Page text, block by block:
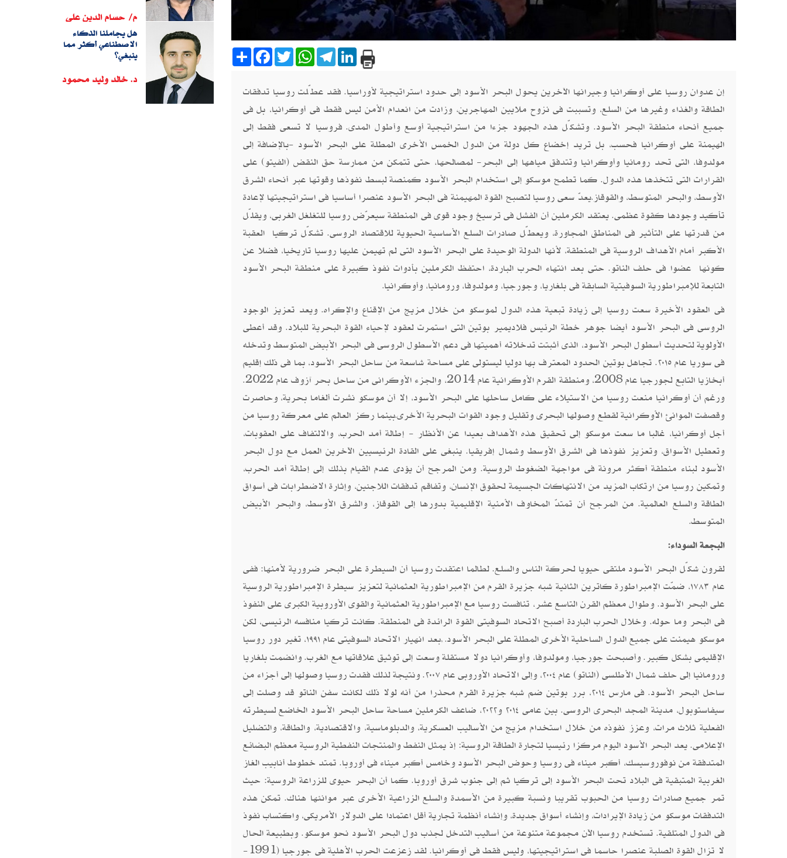
ShareFacebook
TwitterWhatsAppTelegramLinkedIn
إن عدوان روسيا على أوكرانيا وجيرانها الآخرين يحول البحر الأسود إلى حدود استراتيجية لأوراسيا. فقد عطّلت روسيا تدفقات
الطاقة والغذاء وغيرها من السلع، وتسببت فى نزوح ملايين المهاجرين، وزادت من انعدام الأمن ليس فقط فى أوكرانيا، بل فى
جميع أنحاء منطقة البحر الأسود. وتشكّل هذه الجهود جزءا من استراتيجية أوسع وأطول المدى. فروسيا لا تسعى فقط إلى
الهيمنة على أوكرانيا فحسب، بل تريد إخضاع كل دولة من الدول الخمس الأخرى المطلة على البحر الأسود -بالإضافة إلى
مولدوفا، التى تحد رومانيا وأوكرانيا وتتدفق مياهها إلى البحر- لمصالحها، حتى تتمكن من ممارسة حق النقض (الفيتو) على
القرارات التى تتخذها هذه الدول. كما تطمح موسكو إلى استخدام البحر الأسود كمنصة لبسط نفوذها وقوتها عبر أنحاء الشرق
الأوسط، والبحر المتوسط، ​​والقوقاز .يعدّ سعى روسيا لتصبح القوة المهيمنة فى البحر الأسود عنصرا أساسيا فى استراتيجيتها لإعادة
تأكيد وجودها كقوة عظمى. يعتقد الكرملين أن الفشل فى ترسيخ وجود قوى فى المنطقة سيعرّض روسيا للتغلغل الغربى، ويقلّل
من قدرتها على التأثير فى المناطق المجاورة، ويعطّل صادرات السلع الأساسية الحيوية للاقتصاد الروسى. تشكّل تركيا العقبة
الأكبر أمام الأهداف الروسية فى المنطقة، لأنها الدولة الوحيدة على البحر الأسود التى لم تهيمن عليها روسيا تاريخيا، فضلا عن
كونها عضوا فى حلف الناتو. حتى بعد انتهاء الحرب الباردة، احتفظ الكرملين بأدوات نفوذ كبيرة على منطقة البحر الأسود
التابعة للإمبراطورية السوفيتية السابقة فى بلغاريا، وجورجيا، ومولدوفا، ورومانيا، وأوكرانيا.
فى العقود الأخيرة سعت روسيا إلى زيادة تبعية هذه الدول لموسكو من خلال مزيج من الإقناع والإكراه. ويعد تعزيز الوجود
الروسى فى البحر الأسود أيضا جوهر خطة الرئيس فلاديمير بوتين التى استمرت لعقود لإحياء القوة البحرية للبلاد. وقد أعطى
الأولوية لتحديث أسطول البحر الأسود، الذى أثبتت تدخلاته أهميتها فى دعم الأسطول الروسى فى البحر الأبيض المتوسط ​​وتدخله
فى سوريا عام ٢٠١٥. تجاهل بوتين الحدود المعترف بها دوليا ليستولى على مساحة شاسعة من ساحل البحر الأسود، بما فى ذلك إقليم
أبخازيا التابع لجورجيا عام 2008، ومنطقة القرم الأوكرانية عام 2014، والجزء الأوكرانى من ساحل بحر آزوف عام 2022.
ورغم أن أوكرانيا منعت روسيا من الاستيلاء على كامل ساحلها على البحر الأسود، إلا أن موسكو نشرت ألغاما بحرية، وحاصرت
وقصفت الموانئ الأوكرانية لقطع وصولها البحرى وتقليل وجود القوات البحرية الأخرى.بينما ركز العالم على معركة روسيا من
أجل أوكرانيا، غالبا ما سعت موسكو إلى تحقيق هذه الأهداف بعيدا عن الأنظار - إطالة أمد الحرب، والالتفاف على العقوبات،
وتعطيل الأسواق، وتعزيز نفوذها فى الشرق الأوسط وشمال إفريقيا. ينبغى على القادة الرئيسيين الآخرين العمل مع دول البحر
الأسود لبناء منطقة أكثر مرونة فى مواجهة الضغوط الروسية. ومن المرجح أن يؤدى عدم القيام بذلك إلى إطالة أمد الحرب،
وتمكين روسيا من ارتكاب المزيد من الانتهاكات الجسيمة لحقوق الإنسان، وتفاقم تدفقات اللاجئين، وإثارة الاضطرابات فى أسواق
الطاقة والسلع العالمية. من المرجح أن تمتدّ المخاوف الأمنية الإقليمية بدورها إلى القوقاز، والشرق الأوسط، والبحر الأبيض
المتوسط.
البجعة السوداء:
لقرون شكّل البحر الأسود ملتقى حيويا لحركة الناس والسلع. لطالما اعتقدت روسيا أن السيطرة على البحر ضرورية لأمنها: ففى
عام ١٧٨٣، ضمّت الإمبراطورة كاترين الثانية شبه جزيرة القرم من الإمبراطورية العثمانية لتعزيز سيطرة الإمبراطورية الروسية
على البحر الأسود. وطوال معظم القرن التاسع عشر، تنافست روسيا مع الإمبراطورية العثمانية والقوى الأوروبية الكبرى على النفوذ
فى البحر وما حوله. وخلال الحرب الباردة أصبح الاتحاد السوفيتى القوة الرائدة فى المنطقة. كانت تركيا منافسه الرئيسى، لكن
موسكو هيمنت على جميع الدول الساحلية الأخرى المطلة على البحر الأسود, .
بعد انهيار الاتحاد السوفيتى عام ١٩٩١، تغير دور روسيا
الإقليمى بشكل كبير. وأصبحت جورجيا، ومولدوفا، وأوكرانيا دولا مستقلة وسعت إلى توثيق علاقاتها مع الغرب. وانضمت بلغاريا
ورومانيا إلى حلف شمال الأطلسى (الناتو) عام ٢٠٠٤، وإلى الاتحاد الأوروبى عام ٢٠٠٧. ونتيجة لذلك فقدت روسيا وصولها إلى أجزاء من
ساحل البحر الأسود. فى مارس ٢٠١٤، برر بوتين ضم شبه جزيرة القرم محذرا من أنه لولا ذلك لكانت سفن الناتو قد وصلت إلى
سيفاستوبول، مدينة المجد البحرى الروسى. بين عامى ٢٠١٤ و٢٠٢٢، ضاعف الكرملين مساحة ساحل البحر الأسود الخاضع لسيطرته
الفعلية ثلاث مرات، وعزز نفوذه من خلال استخدام مزيج من الأساليب العسكرية، والدبلوماسية، والاقتصادية، والطاقة، والتضليل
الإعلامى. يعد البحر الأسود اليوم مركزا رئيسيا لتجارة الطاقة الروسية: إذ يمثل النفط والمنتجات النفطية الروسية معظم البضائع
المتدفقة من نوفوروسيسك، أكبر ميناء فى روسيا وحوض البحر الأسود وخامس أكبر ميناء فى أوروبا. تمتد خطوط أنابيب الغاز
الغربية المتبقية فى البلاد تحت البحر الأسود إلى تركيا ثم إلى جنوب شرق أوروبا. كما أن البحر حيوى للزراعة الروسية: حيث
تمر جميع صادرات روسيا من الحبوب تقريبا ونسبة كبيرة من الأسمدة والسلع الزراعية الأخرى عبر موانئها هناك. تمكن هذه
التدفقات موسكو من زيادة الإيرادات، وإنشاء أسواق جديدة، وإنشاء أنظمة تجارية أقل اعتمادا على الدولار الأمريكى، واكتساب نفوذ
فى الدول المتلقية. تستخدم روسيا الآن مجموعة متنوعة من أساليب التدخل لجذب دول البحر الأسود نحو موسكو. وبطبيعة الحال
لا تزال القوة الصلبة عنصرا حاسما فى استراتيجيتها، وليس فقط فى أوكرانيا. لقد زعزعت الحرب الأهلية فى جورجيا (1991-
م/ حسام الدين على
هل يجاملنا الذكاء
الاصطناعي أكثر مما
ينبغي؟
د. خالد وليد محمود